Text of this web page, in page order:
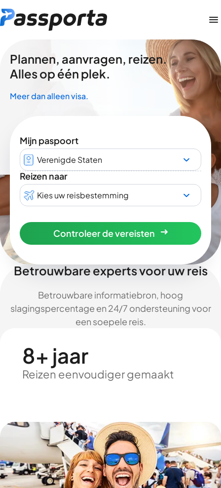
Plannen, aanvragen, reizen.
Alles op één plek.
Meer dan alleen visa.
Mijn paspoort
Verenigde Staten
Reizen naar
Kies uw reisbestemming
Controleer de vereisten
Betrouwbare experts voor uw reis
Betrouwbare informatiebron, hoog
slagingspercentage en 24/7 ondersteuning voor
een soepele reis.
8+ jaar
Reizen eenvoudiger gemaakt